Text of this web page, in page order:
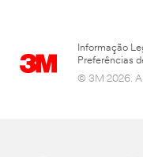
Informação
Preferências
© 3M 2026.